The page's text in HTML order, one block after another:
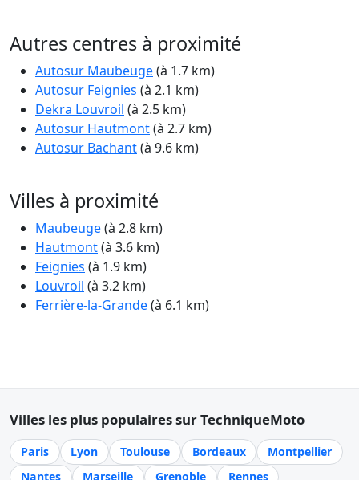
Autres centres à proximité
Autosur Maubeuge(à 1.7 km)
Autosur Feignies (à 2.1 km)
Dekra Louvroil (à 2.5 km)
Autosur Hautmont(à 2.7 km)
Autosur Bachant(à 9.6 km)
Villes à proximité
Maubeuge(à 2.8 km)
Hautmont(à 3.6 km)
Feignies (à 1.9 km)
Louvroil (à 3.2 km)
Ferrière-la-Grande(à 6.1 km)
Villes les plus populaires sur TechniqueMoto
Paris Lyon Toulouse Bordeaux
Montpellier
Nantes
Marseille Grenoble Rennes